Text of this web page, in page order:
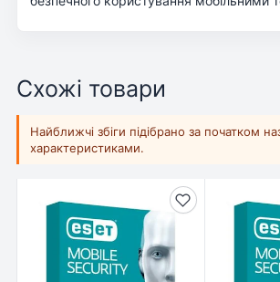
Схожі товари
Найближчі збіги підібрано за початком
характеристиками.